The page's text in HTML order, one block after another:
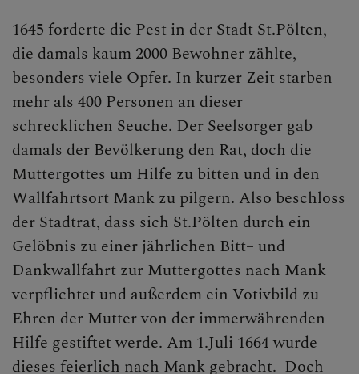
1645 forderte die Pest in der Stadt St.Pölten,
die damals kaum 2000 Bewohner zählte,
besonders viele Opfer. In kurzer Zeit starben
mehr als 400 Personen an dieser
schrecklichen Seuche. Der Seelsorger gab
damals der Bevölkerung den Rat, doch die
Muttergottes um Hilfe zu bitten und in den
Wallfahrtsort Mank zu pilgern. Also beschloss
der Stadtrat, dass sich St.Pölten durch ein
Gelöbnis zu einer jährlichen Bitt– und
Dankwallfahrt zur Muttergottes nach Mank
verpflichtet und außerdem ein Votivbild zu
Ehren der Mutter von der immerwährenden
Hilfe gestiftet werde. Am 1.Juli 1664 wurde
dieses feierlich nach Mank gebracht. Doch